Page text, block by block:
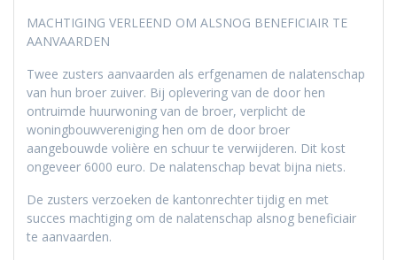
MACHTIGING VERLEEND OM ALSNOG BENEFICIAIR TE
AANVAARDEN
Twee zusters aanvaarden als erfgenamen de nalatenschap
van hun broer zuiver. Bij oplevering van de door hen
ontruimde huurwoning van de broer, verplicht de
woningbouwvereniging hen om de door broer
aangebouwde volière en schuur te verwijderen. Dit kost
ongeveer 6000 euro. De nalatenschap bevat bijna niets.
De zusters verzoeken de kantonrechter tijdig en met
succes machtiging om de nalatenschap alsnog beneficiair
te aanvaarden.